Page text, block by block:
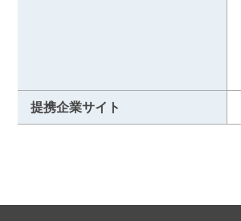
提携企業サイト